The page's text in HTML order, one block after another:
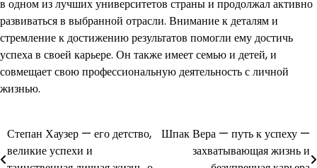
в одном из лучших университетов страны и продолжал активно
развиваться в выбранной отрасли. Внимание к деталям и
стремление к достижению результатов помогли ему достичь
успеха в своей карьере. Он также имеет семью и детей, и
совмещает свою профессиональную деятельность с личной
жизнью.
Навигация
по
Степан Хаузер — его детство,
великие успехи и
Шпак Вера — путь к успеху —
захватывающая жизнь и